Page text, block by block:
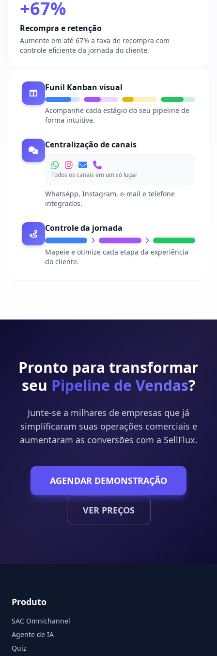
+67%
Recompra e retenção
Aumente em até 67% a taxa de recompra com
controle eficiente da jornada do cliente.
Funil Kanban visual
Acompanhe cada estágio do seu pipeline de
forma intuitiva.
Centralização de canais
Todos os canais em um só lugar
WhatsApp, Instagram, e-mail e telefone
integrados.
Controle da jornada
Mapeie e otimize cada etapa da experiência
do cliente.
Pronto para transformar
seu Pipeline de Vendas?
Junte-se a milhares de empresas que já
simplificaram suas operações comerciais e
aumentaram as conversões com a SellFlux.
AGENDAR DEMONSTRAÇÃO
VER PREÇOS
Produto
SAC Omnichannel
Agente de IA
Quiz